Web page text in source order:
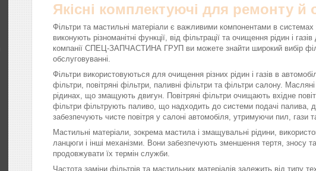
Якісні комплектуючі для ремонту й
Фільтри та мастильні матеріали є важливими компонентами в
виконують різноманітні функції, від фільтрації та очищення рідин і
компанії СПЕЦ-ЗАПЧАСТИНА ГРУП ви можете знайти широкий вибір
обслуговуванні.
Фільтри використовуються для очищення різних рідин і газів в
фільтри, повітряні фільтри, паливні фільтри та фільтри салону.
рідинах, що змащують двигун. Повітряні фільтри очищають вхідне
фільтри фільтрують паливо, що надходить до системи подачі палива,
забезпечують чисте повітря у салоні автомобіля, утримуючи пил, гази
Мастильні матеріали, зокрема мастила і змащувальні рідини,
ланцюги і інші механізми. Вони забезпечують зменшення тертя, зносу
продовжувати їх термін служби.
Частота заміни фільтрів та мастильних матеріалів залежить від типу